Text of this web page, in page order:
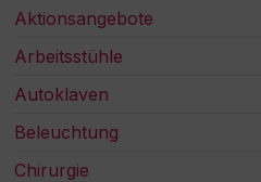
Aktionsangebote
Arbeitsstühle
Autoklaven
Beleuchtung
Chirurgie